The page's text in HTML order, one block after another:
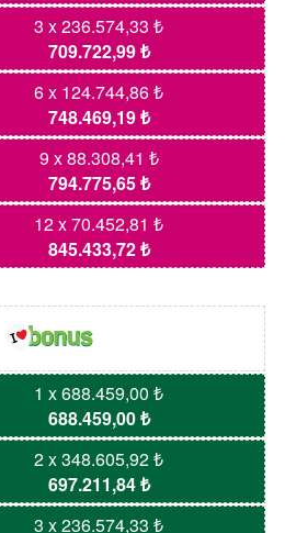
3 x 236.574,33 ₺
709.722,99 ₺
6 x 124.744,86 ₺
748.469,19 ₺
9 x 88.308,41 ₺
794.775,65 ₺
12 x 70.452,81 ₺
845.433,72 ₺
1 x 688.459,00 ₺
688.459,00 ₺
2 x 348.605,92 ₺
697.211,84 ₺
3 x 236.574,33 ₺